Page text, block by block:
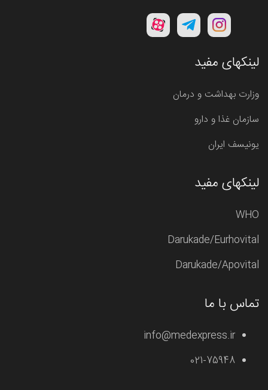
لینکهای مفید
وزارت بهداشت و درمان
سازمان غذا و دارو
یونیسف ایران
لینکهای مفید
WHO
Darukade/Eurhovital
Darukade/Apovital
تماس با ما
info@medexpress.ir
021-75948